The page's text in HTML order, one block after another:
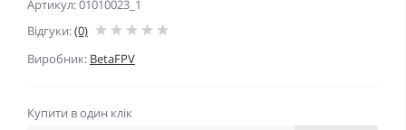
Артикул: 01010023_1
Відгуки:(0)
Виробник: BetaFPV
Купити в один клік